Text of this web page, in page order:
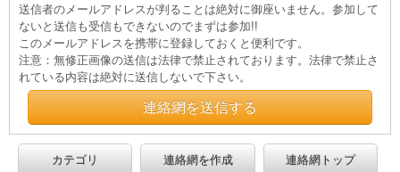
送信者のメールアドレスが判ることは絶対に御座いません。参加して
ないと送信も受信もできないのでまずは参加!!
このメールアドレスを携帯に登録しておくと便利です。
注意：無修正画像の送信は法律で禁止されております。法律で禁止さ
れている内容は絶対に送信しないで下さい。
連絡網を送信する
カテゴリ 連絡網を作成 連絡網トップ